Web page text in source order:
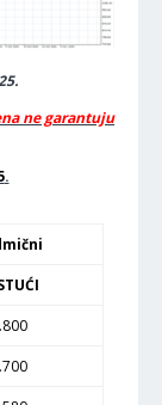
ne garantuju
.